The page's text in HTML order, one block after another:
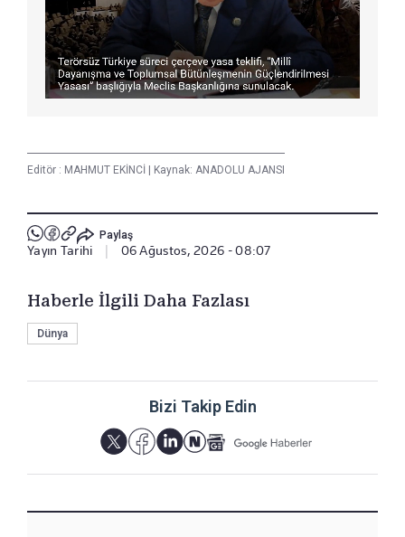
Editör : MAHMUT EKİNCİ Kaynak: ANADOLU AJANSI
Paylaş
Yayın Tarihi 06 Ağustos, 2026 - 08:07
Haberle İlgili Daha Fazlası
Dünya
Bizi Takip Edin